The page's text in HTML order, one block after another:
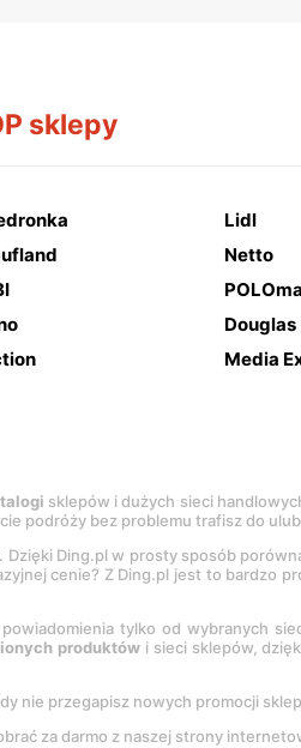
sklepy
Lidl
Netto
Douglas
Media
sklepów i dużych sieci
podróży bez problemu trafisz do
Dzięki Ding.pl w prosty sposób
cenie? Z Ding.pl jest to bardzo
tylko od wybranych
produktów i sieci sklepów,
nie przegapisz nowych promocji
za darmo z naszej strony